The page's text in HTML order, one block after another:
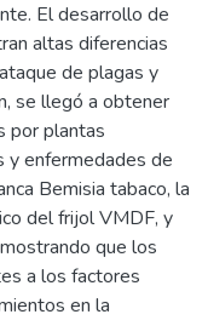
El desarrollo de
altas diferencias
de plagas y
se llegó a obtener
por plantas
y enfermedades de
Bemisia tabaco, la
del frijol VMDF, y
que los
a los factores
en la